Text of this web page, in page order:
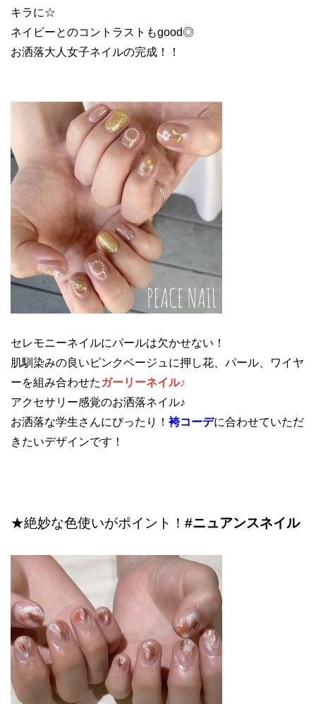
キラに☆
ネイビーとのコントラストもgood◎
お洒落大人女子ネイルの完成！！
セレモニーネイルにパールは欠かせない！
肌馴染みの良いピンクベージュに押し花、パール、ワイヤ
ーを組み合わせた ガーリーネイル♪
アクセサリー感覚のお洒落ネイル♪
お洒落な学生さんにぴったり！ 袴コーデに合わせていただ
きたいデザインです！
★絶妙な色使いがポイント！ #ニュアンスネイル